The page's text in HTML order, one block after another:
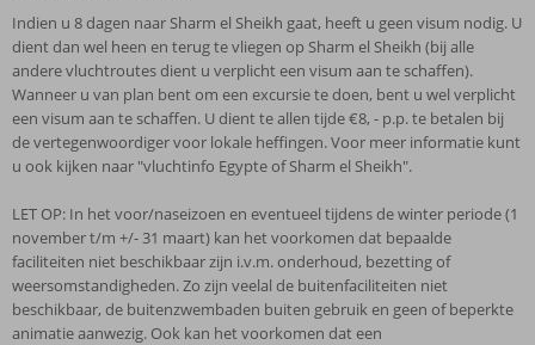
Indien u 8 dagen naar Sharm el Sheikh gaat, heeft u geen visum nodig. U
dient dan wel heen en terug te vliegen op Sharm el Sheikh (bij alle
andere vluchtroutes dient u verplicht een visum aan te schaffen).
Wanneer u van plan bent om een excursie te doen, bent u wel verplicht
een visum aan te schaffen. U dient te allen tijde €8, - p.p. te betalen bij
de vertegenwoordiger voor lokale heffingen. Voor meer informatie kunt
u ook kijken naar "vluchtinfo Egypte of Sharm el Sheikh".
LET OP: In het voor/naseizoen en eventueel tijdens de winter periode (1
november t/m +/- 31 maart) kan het voorkomen dat bepaalde
faciliteiten niet beschikbaar zijn i.v.m. onderhoud, bezetting of
weersomstandigheden. Zo zijn veelal de buitenfaciliteiten niet
beschikbaar, de buitenzwembaden buiten gebruik en geen of beperkte
animatie aanwezig. Ook kan het voorkomen dat een